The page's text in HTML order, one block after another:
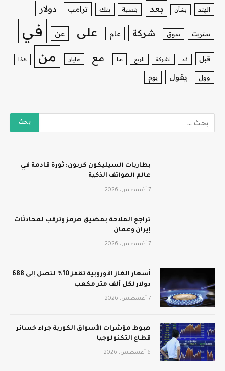
الهند بشأن بعد بنسبة بنك ترامب دولار
ستريت سوق شركة عام على عن في
قبل قد لشركة للربع ما مع مليار من هذا
وول يقول يوم
بطاريات السيليكون كربون: ثورة قادمة في
عالم الهواتف الذكية
7 أغسطس، 2026
تراجع الملاحة بمضيق هرمز وترقب لمحادثات
إيران وعمان
7 أغسطس، 2026
أسعار الغاز الأوروبية تقفز 10% لتصل إلى 688
دولار لكل ألف متر مكعب
7 أغسطس، 2026
هبوط مؤشرات الأسواق الكورية جراء خسائر
قطاع التكنولوجيا
6 أغسطس، 2026